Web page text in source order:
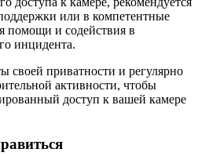
или в компетентные
помощи и содействия в
инцидента.
своей приватности и регулярно
активности, чтобы
доступ к вашей камере